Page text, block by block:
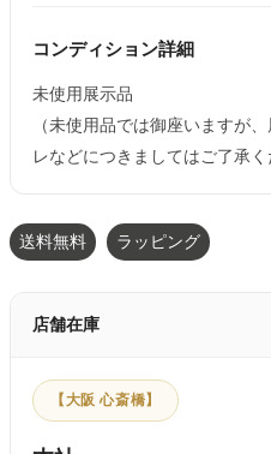
コンディション詳細
未使用展示品
（未使用品では御座いますが
レなどにつきましてはご了承く
送料無料 ラッピング
店舗在庫
【大阪 心斎橋】